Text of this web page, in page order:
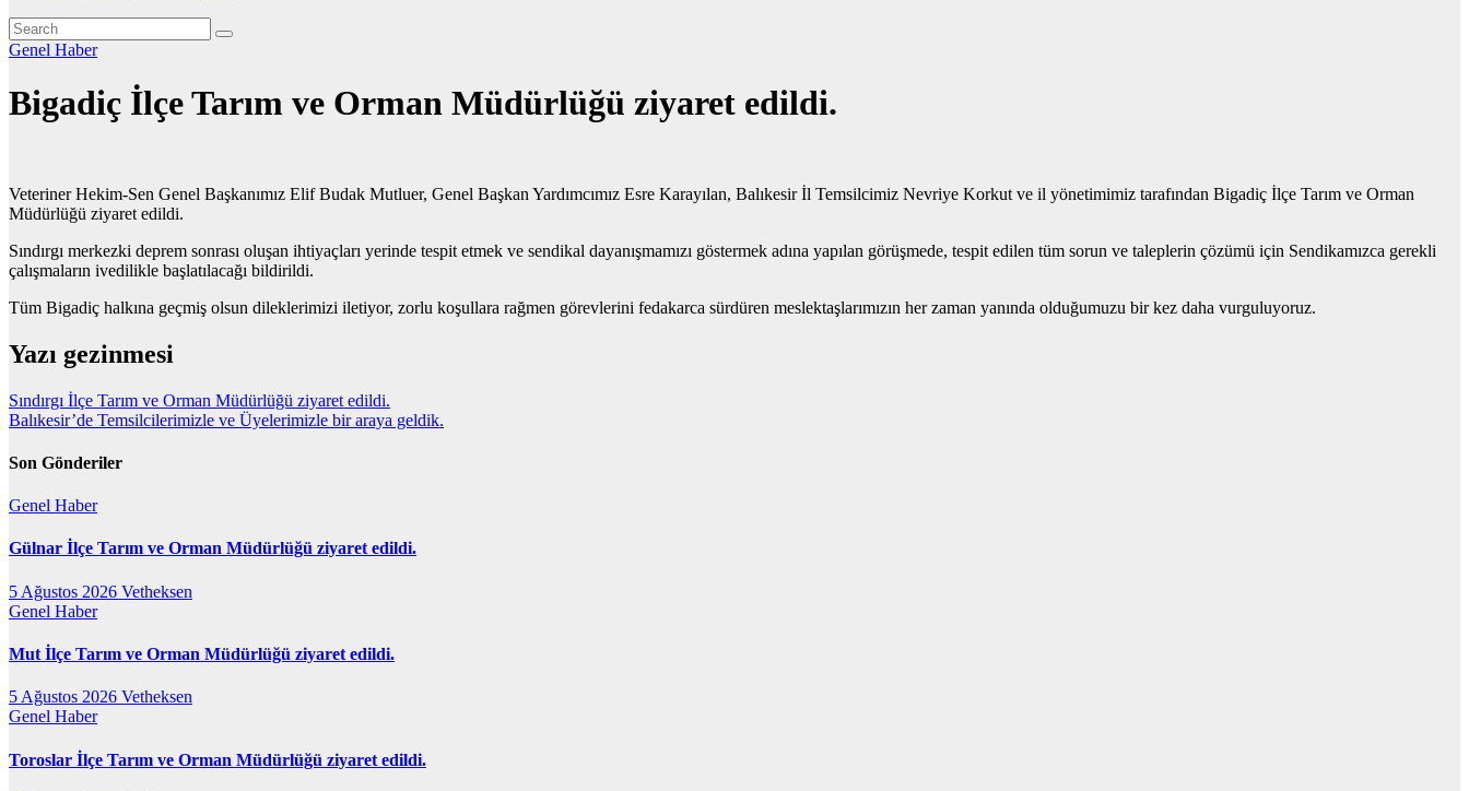
Genel Haber
Bigadiç İlçe Tarım ve Orman Müdürlüğü ziyaret edildi.
Veteriner Hekim-Sen Genel Başkanımız Elif Budak Mutluer, Genel Başkan Yardımcımız Esre Karayılan, Balıkesir İl Temsilcimiz Nevriye Korkut ve il yönetimimiz tarafından Bigadiç İlçe Tarım ve Orman
Müdürlüğü ziyaret edildi.
Sındırgı merkezki deprem sonrası oluşan ihtiyaçları yerinde tespit etmek ve sendikal dayanışmamızı göstermek adına yapılan görüşmede, tespit edilen tüm sorun ve taleplerin çözümü için Sendikamızca gerekli
çalışmaların ivedilikle başlatılacağı bildirildi.
Tüm Bigadiç halkına geçmiş olsun dileklerimizi iletiyor, zorlu koşullara rağmen görevlerini fedakarca sürdüren meslektaşlarımızın her zaman yanında olduğumuzu bir kez daha vurguluyoruz.
Yazı gezinmesi
Sındırgı İlçe Tarım ve Orman Müdürlüğü ziyaret edildi.
Balıkesir’de Temsilcilerimizle ve Üyelerimizle bir araya geldik.
Son Gönderiler
Genel Haber
Gülnar İlçe Tarım ve Orman Müdürlüğü ziyaret edildi.
5 Ağustos 2026 Vetheksen
Genel Haber
Mut İlçe Tarım ve Orman Müdürlüğü ziyaret edildi.
5 Ağustos 2026 Vetheksen
Genel Haber
Toroslar İlçe Tarım ve Orman Müdürlüğü ziyaret edildi.